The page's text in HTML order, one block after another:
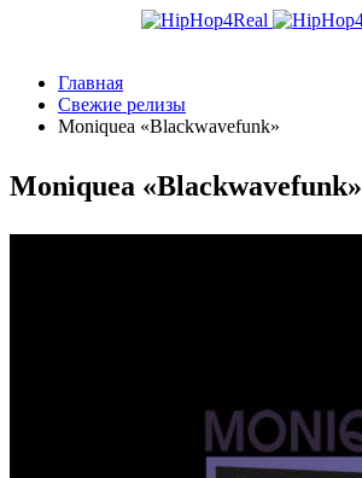
Главная
Свежие релизы
Moniquea «Blackwavefunk»
Moniquea «Blackwavefunk»